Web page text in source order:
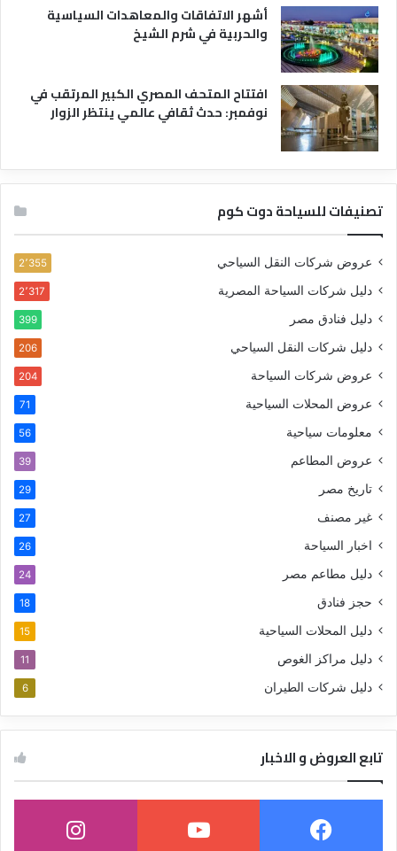
أشهر الاتفاقات والمعاهدات السياسية
والحربية في شرم الشيخ
افتتاح المتحف المصري الكبير المرتقب في
نوفمبر: حدث ثقافي عالمي ينتظر الزوار
تصنيفات للسياحة دوت كوم
عروض شركات النقل السياحي 2٬355
دليل شركات السياحة المصرية 2٬317
دليل فنادق مصر 399
دليل شركات النقل السياحي 206
عروض شركات السياحة 204
عروض المحلات السياحية 71
معلومات سياحية 56
عروض المطاعم 39
تاريخ مصر 29
غير مصنف 27
اخبار السياحة 26
دليل مطاعم مصر 24
حجز فنادق 18
دليل المحلات السياحية 15
دليل مراكز الغوص 11
دليل شركات الطيران 6
تابع العروض و الاخبار